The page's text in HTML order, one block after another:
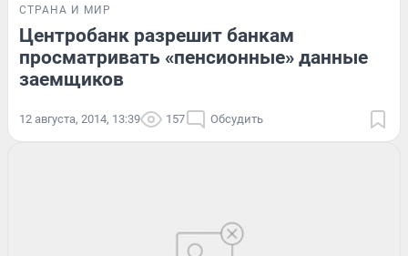
СТРАНА И МИР
Центробанк разрешит банкам
просматривать «пенсионные» данные
заемщиков
12 августа, 2014, 13:39 157 Обсудить